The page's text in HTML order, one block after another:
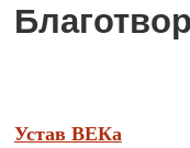
Устав ВЕКа